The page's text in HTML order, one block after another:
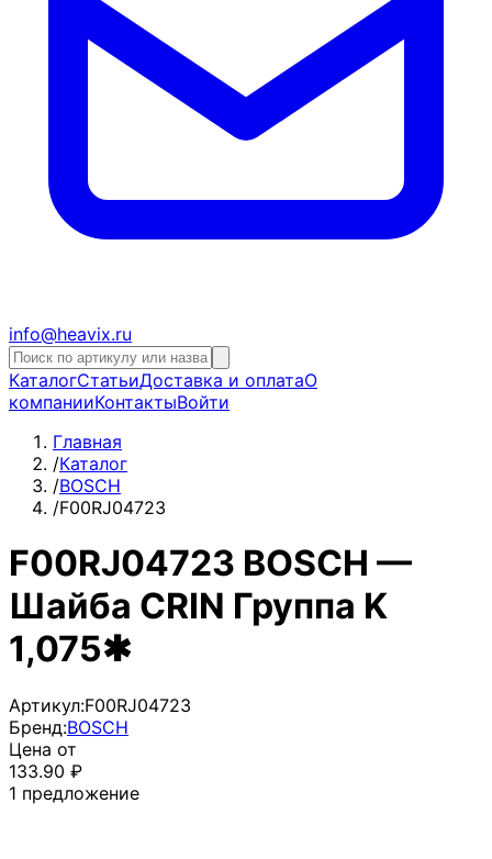
info@heavix.ru
КаталогСтатьиДоставка и оплатаО
компанииКонтактыВойти
Главная
/Каталог
/BOSCH
/F00RJ04723
F00RJ04723 BOSCH —
Шайба CRIN Группа K
1,075✱
Артикул:F00RJ04723
Бренд:BOSCH
Цена от
133.90 ₽
1 предложение